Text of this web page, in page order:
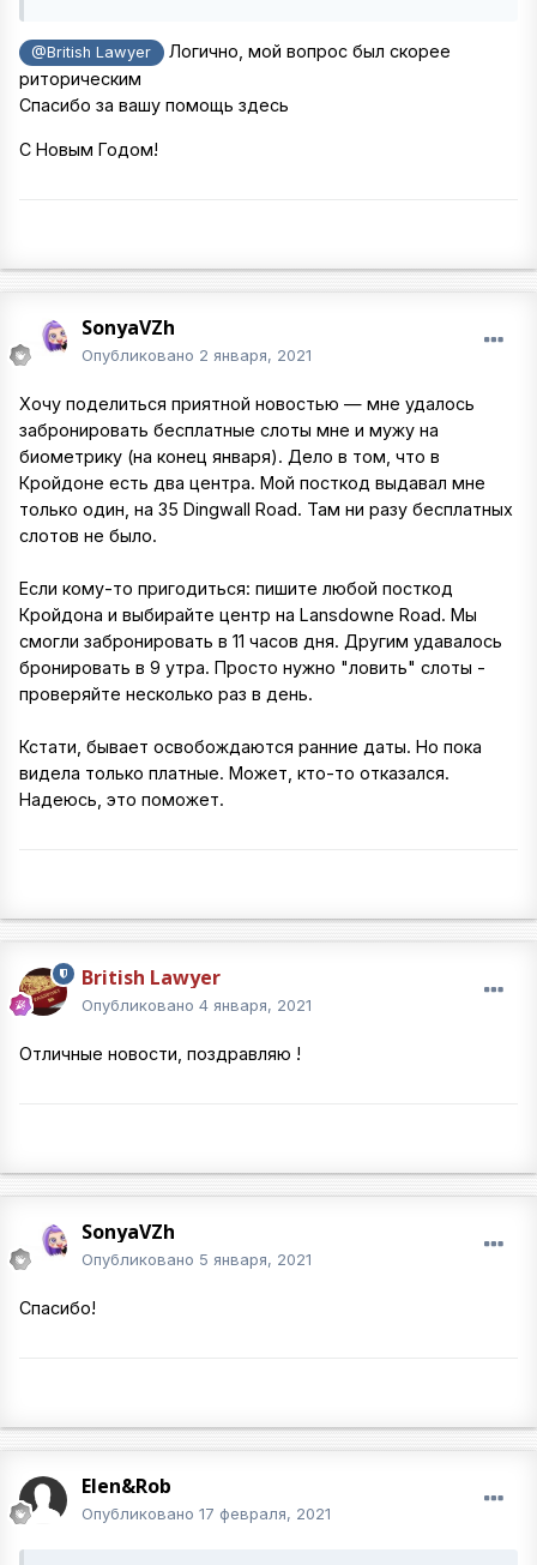
@British Lawyer
Логично, мой вопрос был скорее
риторическим
Спасибо за вашу помощь здесь
С Новым Годом!
SonyaVZh
Опубликовано 2 января, 2021
Хочу поделиться приятной новостью — мне удалось
забронировать бесплатные слоты мне и мужу на
биометрику (на конец января). Дело в том, что в
Кройдоне есть два центра. Мой посткод выдавал мне
только один, на 35 Dingwall Road. Там ни разу бесплатных
слотов не было.
Если кому-то пригодиться: пишите любой посткод
Кройдона и выбирайте центр на Lansdowne Road. Мы
смогли забронировать в 11 часов дня. Другим удавалось
бронировать в 9 утра. Просто нужно "ловить" слоты -
проверяйте несколько раз в день.
Кстати, бывает освобождаются ранние даты. Но пока
видела только платные. Может, кто-то отказался.
Надеюсь, это поможет.
British Lawyer
Опубликовано 4 января, 2021
Отличные новости, поздравляю !
SonyaVZh
Опубликовано 5 января, 2021
Спасибо!
Elen&Rob
Опубликовано 17 февраля, 2021